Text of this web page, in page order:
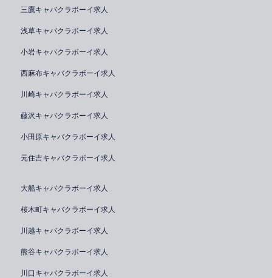
三鷹キャバクラボーイ求人
浅草キャバクラボーイ求人
小岩キャバクラボーイ求人
西麻布キャバクラボーイ求人
川崎キャバクラボーイ求人
藤沢キャバクラボーイ求人
小田原キャバクラボーイ求人
元住吉キャバクラボーイ求人
大船キャバクラボーイ求人
桜木町キャバクラボーイ求人
川越キャバクラボーイ求人
熊谷キャバクラボーイ求人
川口キャバクラボーイ求人